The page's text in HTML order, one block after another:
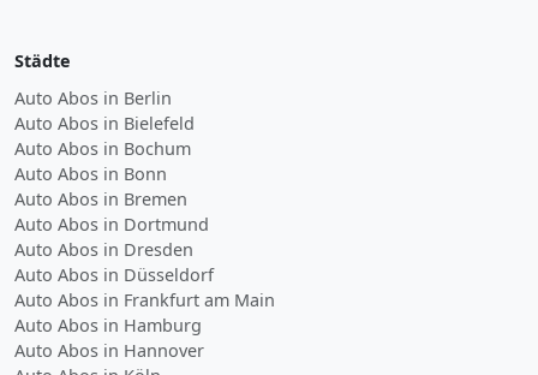
Städte
Auto Abos in Berlin
Auto Abos in Bielefeld
Auto Abos in Bochum
Auto Abos in Bonn
Auto Abos in Bremen
Auto Abos in Dortmund
Auto Abos in Dresden
Auto Abos in Düsseldorf
Auto Abos in Frankfurt am Main
Auto Abos in Hamburg
Auto Abos in Hannover